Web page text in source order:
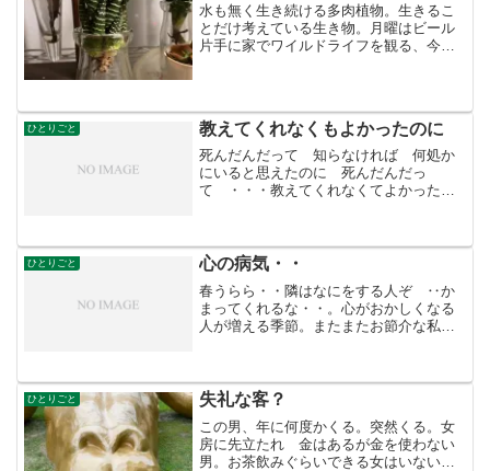
水も無く生き続ける多肉植物。生きるこ
とだけ考えている生き物。月曜はビール
片手に家でワイルドライフを観る、今夜
るが哀れなものだ。強いも...
ひとりごと 教えてくれなくもよかったのに
死んだんだって 知らなければ 何処か
にいると思えたのに 死んだんだっ
て ・・・教えてくれなくてよかったの
に・・。
ひとりごと 心の病気・・
春うらら・・隣はなにをする人ぞ ‥か
まってくれるな・・。心がおかしくなる
人が増える季節。またまたお節介な私は
た。そこの口コミを見る...
ひとりごと 失礼な客？
この男、年に何度かくる。突然くる。女
房に先立たれ 金はあるが金を使わない
男。お茶飲みぐらいできる女はいないも